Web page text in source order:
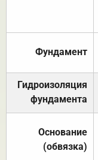
Фундамент
Гидроизоляция
фундамента
Основание
(обвязка)